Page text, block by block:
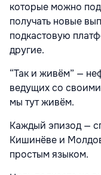
которые можно
получать новые
подкастовую
другие.
“Так и живём” —
ведущих со
мы тут живём.
Каждый эпизод —
Кишинёве и
простым языком.